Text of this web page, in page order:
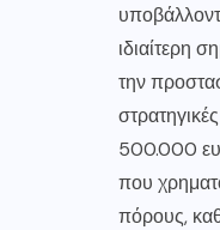
ιδιαίτερη
την
500.000
που
πόρους,